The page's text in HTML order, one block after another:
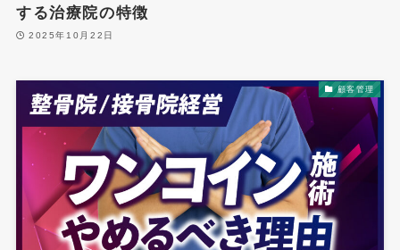
する治療院の特徴
2025年10月22日
顧客管理